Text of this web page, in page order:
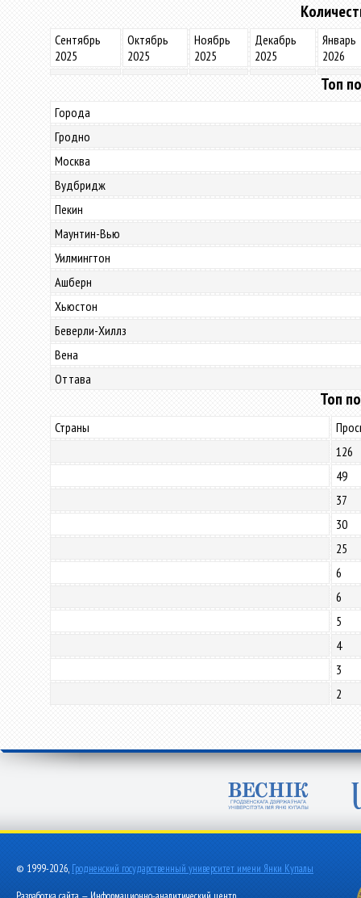
Сентябрь
2025
Октябрь
2025
Ноябрь
2025
Декабрь
2025
Январь
2026
Топ
Города
Гродно
Москва
Вудбридж
Пекин
Маунтин-Вью
Уилмингтон
Ашберн
Хьюстон
Беверли-Хиллз
Вена
Оттава
Топ
Страны
126
49
37
30
25
6
6
5
4
3
2
© 1999-2026, Гродненский государственный университет имени Янки Купалы